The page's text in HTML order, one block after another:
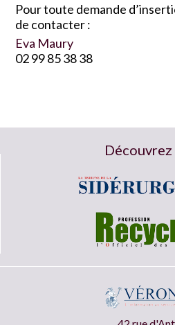
Pour toute demande
de contacter :
Eva Maury
02 99 85 38 38
Découvrez